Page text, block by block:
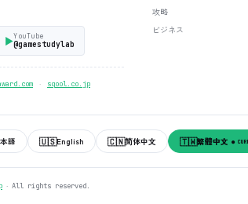
▶YouTube
@gamestudylab
‧ sqool.co.jp
攻略
ビジネス
語 🇺🇸English 🇨🇳简体中文 🇹🇼繁體中文 ●
‧ All rights reserved.